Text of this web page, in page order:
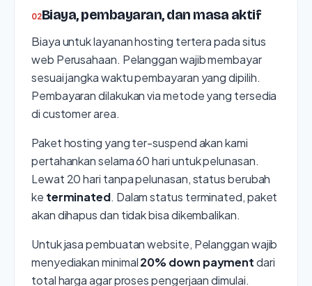
02Biaya, pembayaran, dan masa aktif
Biaya untuk layanan hosting tertera pada situs
web Perusahaan. Pelanggan wajib membayar
sesuai jangka waktu pembayaran yang dipilih.
Pembayaran dilakukan via metode yang tersedia
di customer area.
Paket hosting yang ter-suspend akan kami
pertahankan selama 60 hari untuk pelunasan.
Lewat 20 hari tanpa pelunasan, status berubah
ke terminated. Dalam status terminated, paket
akan dihapus dan tidak bisa dikembalikan.
Untuk jasa pembuatan website, Pelanggan wajib
menyediakan minimal20% down paymentdari
total harga agar proses pengerjaan dimulai.